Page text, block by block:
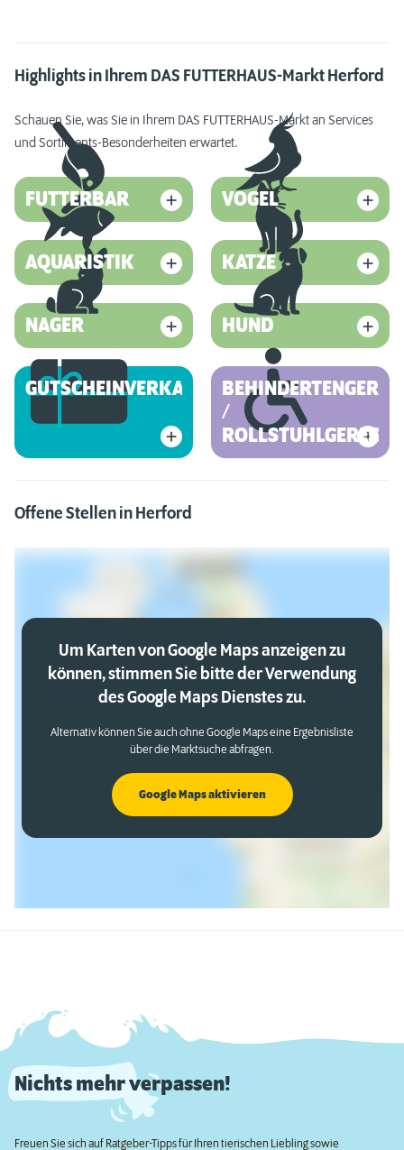
Highlights in Ihrem DAS FUTTERHAUS-Markt Herford
Schauen Sie, was Sie in Ihrem DAS FUTTERHAUS-Markt an Services
und Sortiments-Besonderheiten erwartet.
FUTTERBAR VOGEL
AQUARISTIK KATZE
NAGER HUND
GUTSCHEINVERKAUF
/
ROLLSTUHLGERECHT
Offene Stellen in Herford
Um Karten von Google Maps anzeigen zu
können, stimmen Sie bitte der Verwendung
des Google Maps Dienstes zu.
Alternativ können Sie auch ohne Google Maps eine Ergebnisliste
über die Marktsuche abfragen.
Google Maps aktivieren
Nichts mehr verpassen!
Freuen Sie sich auf Ratgeber-Tipps für Ihren tierischen Liebling sowie